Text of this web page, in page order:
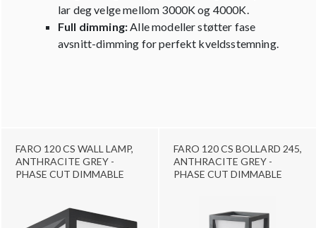
FARO 120 CS WALL LAMP,
ANTHRACITE GREY -
PHASE CUT DIMMABLE
FARO 120 CS BOLLARD 245,
ANTHRACITE GREY -
PHASE CUT DIMMABLE
lar deg velge mellom 3000K og 4000K.
Full dimming: Alle modeller støtter fase
avsnitt-dimming for perfekt kveldsstemning.